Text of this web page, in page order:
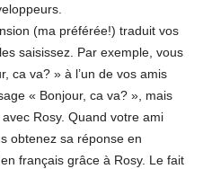
(ma préférée!) traduit vos
saisissez. Par exemple, vous
ca va? » à l’un de vos amis
« Bonjour, ca va? », mais
Rosy. Quand votre ami
obtenez sa réponse en
français grâce à Rosy. Le fait